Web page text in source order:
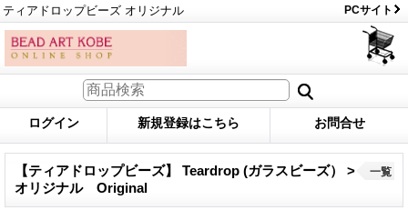
ティアドロップビーズ オリジナル PCサイト
ログイン 新規登録はこちら お問合せ
【ティアドロップビーズ】 Teardrop (ガラスビーズ） >
オリジナル Original
一覧